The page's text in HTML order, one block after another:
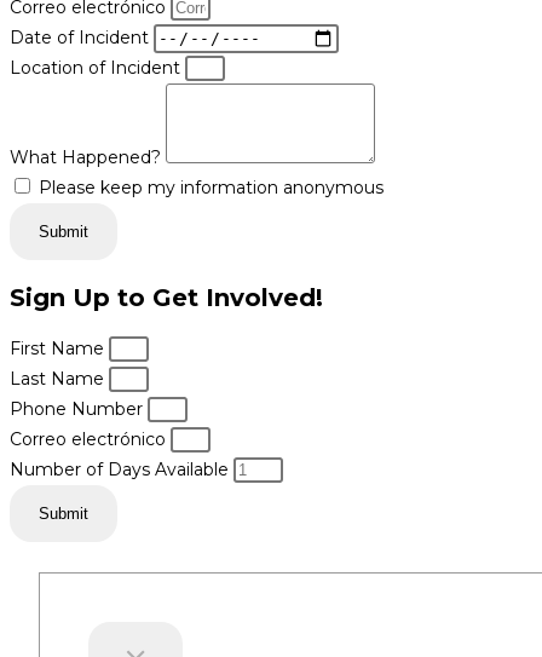
Correo electrónico
Date of Incident
Location of Incident
What Happened?
Please keep my information anonymous
Submit
Sign Up to Get Involved!
First Name
Last Name
Phone Number
Correo electrónico
Number of Days Available
Submit